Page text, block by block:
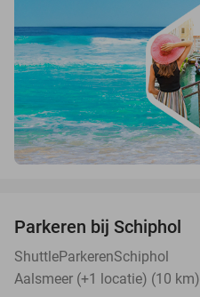
Parkeren bij Schiphol
ShuttleParkerenSchiphol
Aalsmeer (+1 locatie) (10 km)